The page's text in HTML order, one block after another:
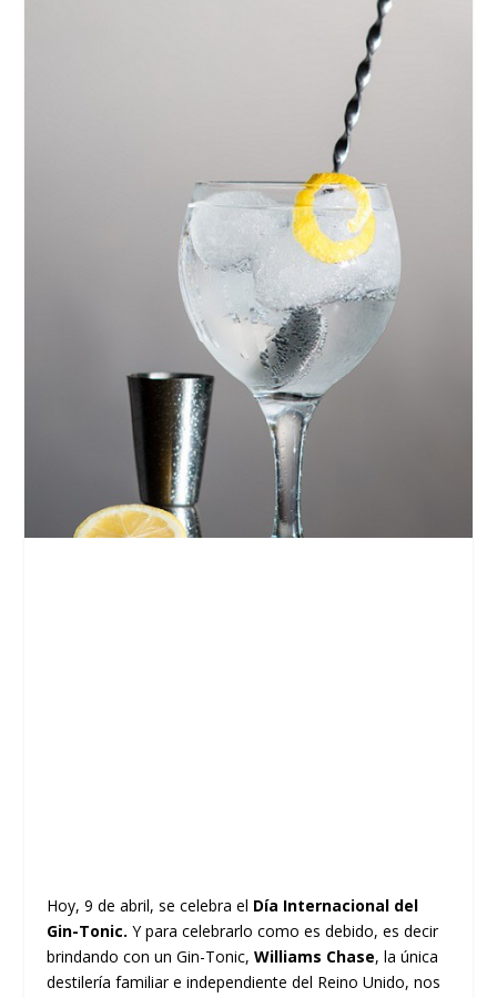
Hoy, 9 de abril, se celebra el Día Internacional del
Gin-Tonic.Y para celebrarlo como es debido, es decir
brindando con un Gin-Tonic,Williams Chase, la única
destilería familiar e independiente del Reino Unido, nos